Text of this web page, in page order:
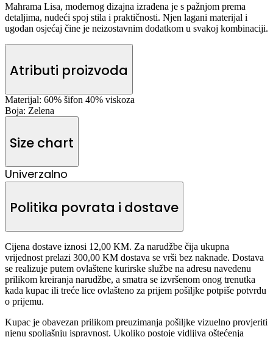
Mahrama Lisa, modernog dizajna izrađena je s pažnjom prema
detaljima, nudeći spoj stila i praktičnosti. Njen lagani materijal i
ugodan osjećaj čine je neizostavnim dodatkom u svakoj kombinaciji.
Atributi proizvoda
Materijal: 60% šifon 40% viskoza
Boja: Zelena
Size chart
Univerzalno
Politika povrata i dostave
Cijena dostave iznosi 12,00 KM. Za narudžbe čija ukupna
vrijednost prelazi 300,00 KM dostava se vrši bez naknade. Dostava
se realizuje putem ovlaštene kurirske službe na adresu navedenu
prilikom kreiranja narudžbe, a smatra se izvršenom onog trenutka
kada kupac ili treće lice ovlašteno za prijem pošiljke potpiše potvrdu
o prijemu.
Kupac je obavezan prilikom preuzimanja pošiljke vizuelno provjeriti
njenu spoljašnju ispravnost. Ukoliko postoje vidljiva oštećenja